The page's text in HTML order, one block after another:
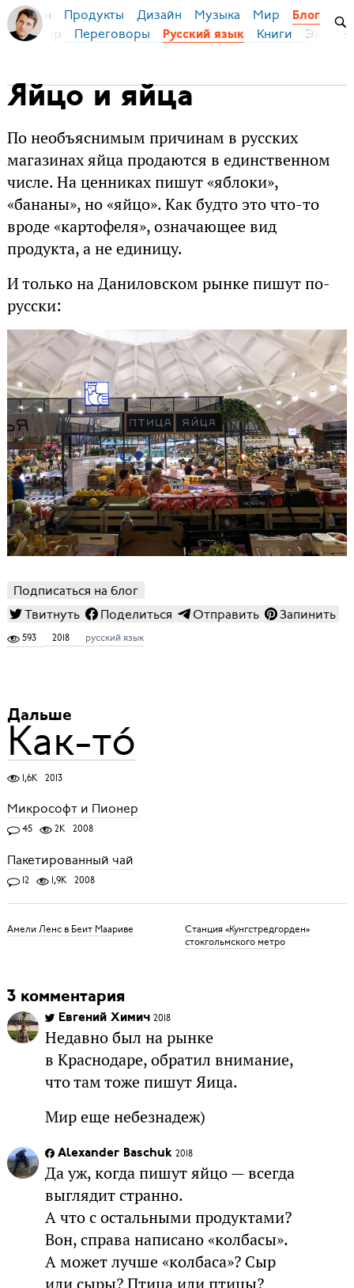
Бирман Продукты Дизайн Музыка Мир Блог
Мир Переговоры Русский язык Книги
Яйцо и яйца
По необъяснимым причинам в русских
магазинах яйца продаются в единственном
числе. На ценниках пишут «яблоки»,
«бананы», но «яйцо». Как будто это что-то
вроде «картофеля», означающее вид
продукта, а не единицу.
И только на Даниловском рынке пишут по-
русски:
Подписаться на блог
Твитнуть
Поделиться Отправить Запинить
593 2018 русский язык
Дальше
Как-то́
1,6K 2013
Микрософт и Пионер
45 2K 2008
Пакетированный чай
12 1,9K 2008
Амели Ленс в Беит Маариве
Станция «Кунгстредгорден»
стокгольмского метро
3 комментария
Евгений Химич 2018
Недавно был на рынке
в Краснодаре, обратил внимание,
что там тоже пишут Яица.
Мир еще небезнадеж)
Alexander Baschuk 2018
Да уж, когда пишут яйцо — всегда
выглядит странно.
А что с остальными продуктами?
Вон, справа написано «колбасы».
А может лучше «колбаса»? Сыр
или сыры? Птица или птицы?